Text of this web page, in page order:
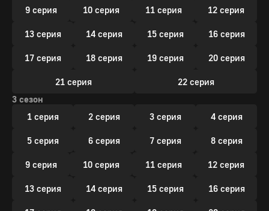
9 серия 10 серия 11 серия 12 серия
13 серия 14 серия 15 серия 16 серия
17 серия 18 серия 19 серия 20 серия
21 серия
22 серия
3 сезон
1 серия
2 серия 3 серия 4 серия
5 серия 6 серия 7 серия 8 серия
9 серия 10 серия 11 серия 12 серия
13 серия 14 серия 15 серия 16 серия